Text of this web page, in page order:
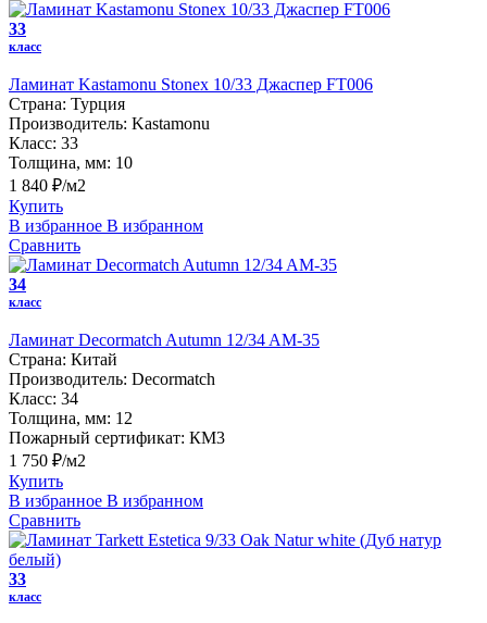
33
класс
Ламинат Kastamonu Stonex 10/33 Джаспер FT006
Страна: Турция
Производитель: Kastamonu
Класс: 33
Толщина, мм: 10
1 840 ₽/м2
Купить
В избранное В избранном
Сравнить
34
класс
Ламинат Decormatch Autumn 12/34 AM-35
Страна: Китай
Производитель: Decormatch
Класс: 34
Толщина, мм: 12
Пожарный сертификат: КМ3
1 750 ₽/м2
Купить
В избранное В избранном
Сравнить
33
класс